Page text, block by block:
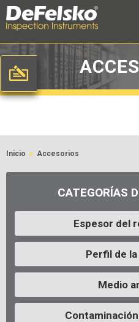
Inicio > Accesorios
CATEGORÍAS
Espesor del
Perfil de
Medio